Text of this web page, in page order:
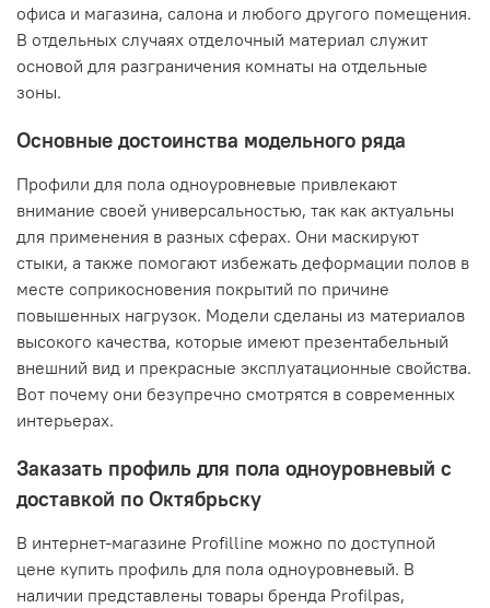
офиса и магазина, салона и любого другого помещения.
В отдельных случаях отделочный материал служит
основой для разграничения комнаты на отдельные
зоны.
Основные достоинства модельного ряда
Профили для пола одноуровневые привлекают
внимание своей универсальностью, так как актуальны
для применения в разных сферах. Они маскируют
стыки, а также помогают избежать деформации полов в
месте соприкосновения покрытий по причине
повышенных нагрузок. Модели сделаны из материалов
высокого качества, которые имеют презентабельный
внешний вид и прекрасные эксплуатационные свойства.
Вот почему они безупречно смотрятся в современных
интерьерах.
Заказать профиль для пола одноуровневый с
доставкой по Октябрьску
В интернет-магазине Profilline можно по доступной
цене купить профиль для пола одноуровневый. В
наличии представлены товары бренда Profilpas,